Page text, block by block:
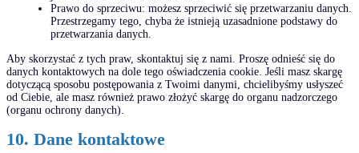
Prawo do sprzeciwu: możesz sprzeciwić się przetwarzaniu danych.
Przestrzegamy tego, chyba że istnieją uzasadnione podstawy do
przetwarzania danych.
Aby skorzystać z tych praw, skontaktuj się z nami. Proszę odnieść się do
danych kontaktowych na dole tego oświadczenia cookie. Jeśli masz skargę
dotyczącą sposobu postępowania z Twoimi danymi, chcielibyśmy usłyszeć
od Ciebie, ale masz również prawo złożyć skargę do organu nadzorczego
(organu ochrony danych).
10. Dane kontaktowe